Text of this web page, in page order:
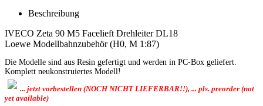
Beschreibung
IVECO Zeta 90 M5 Facelieft Drehleiter DL18
Loewe Modellbahnzubehör (H0, M 1:87)
Die Modelle sind aus Resin gefertigt und werden in PC-Box geliefert.
Komplett neukonstruiertes Modell!
... jetzt vorbestellen (NOCH NICHT LIEFERBAR!!), ... pls. preorder (not
yet available)